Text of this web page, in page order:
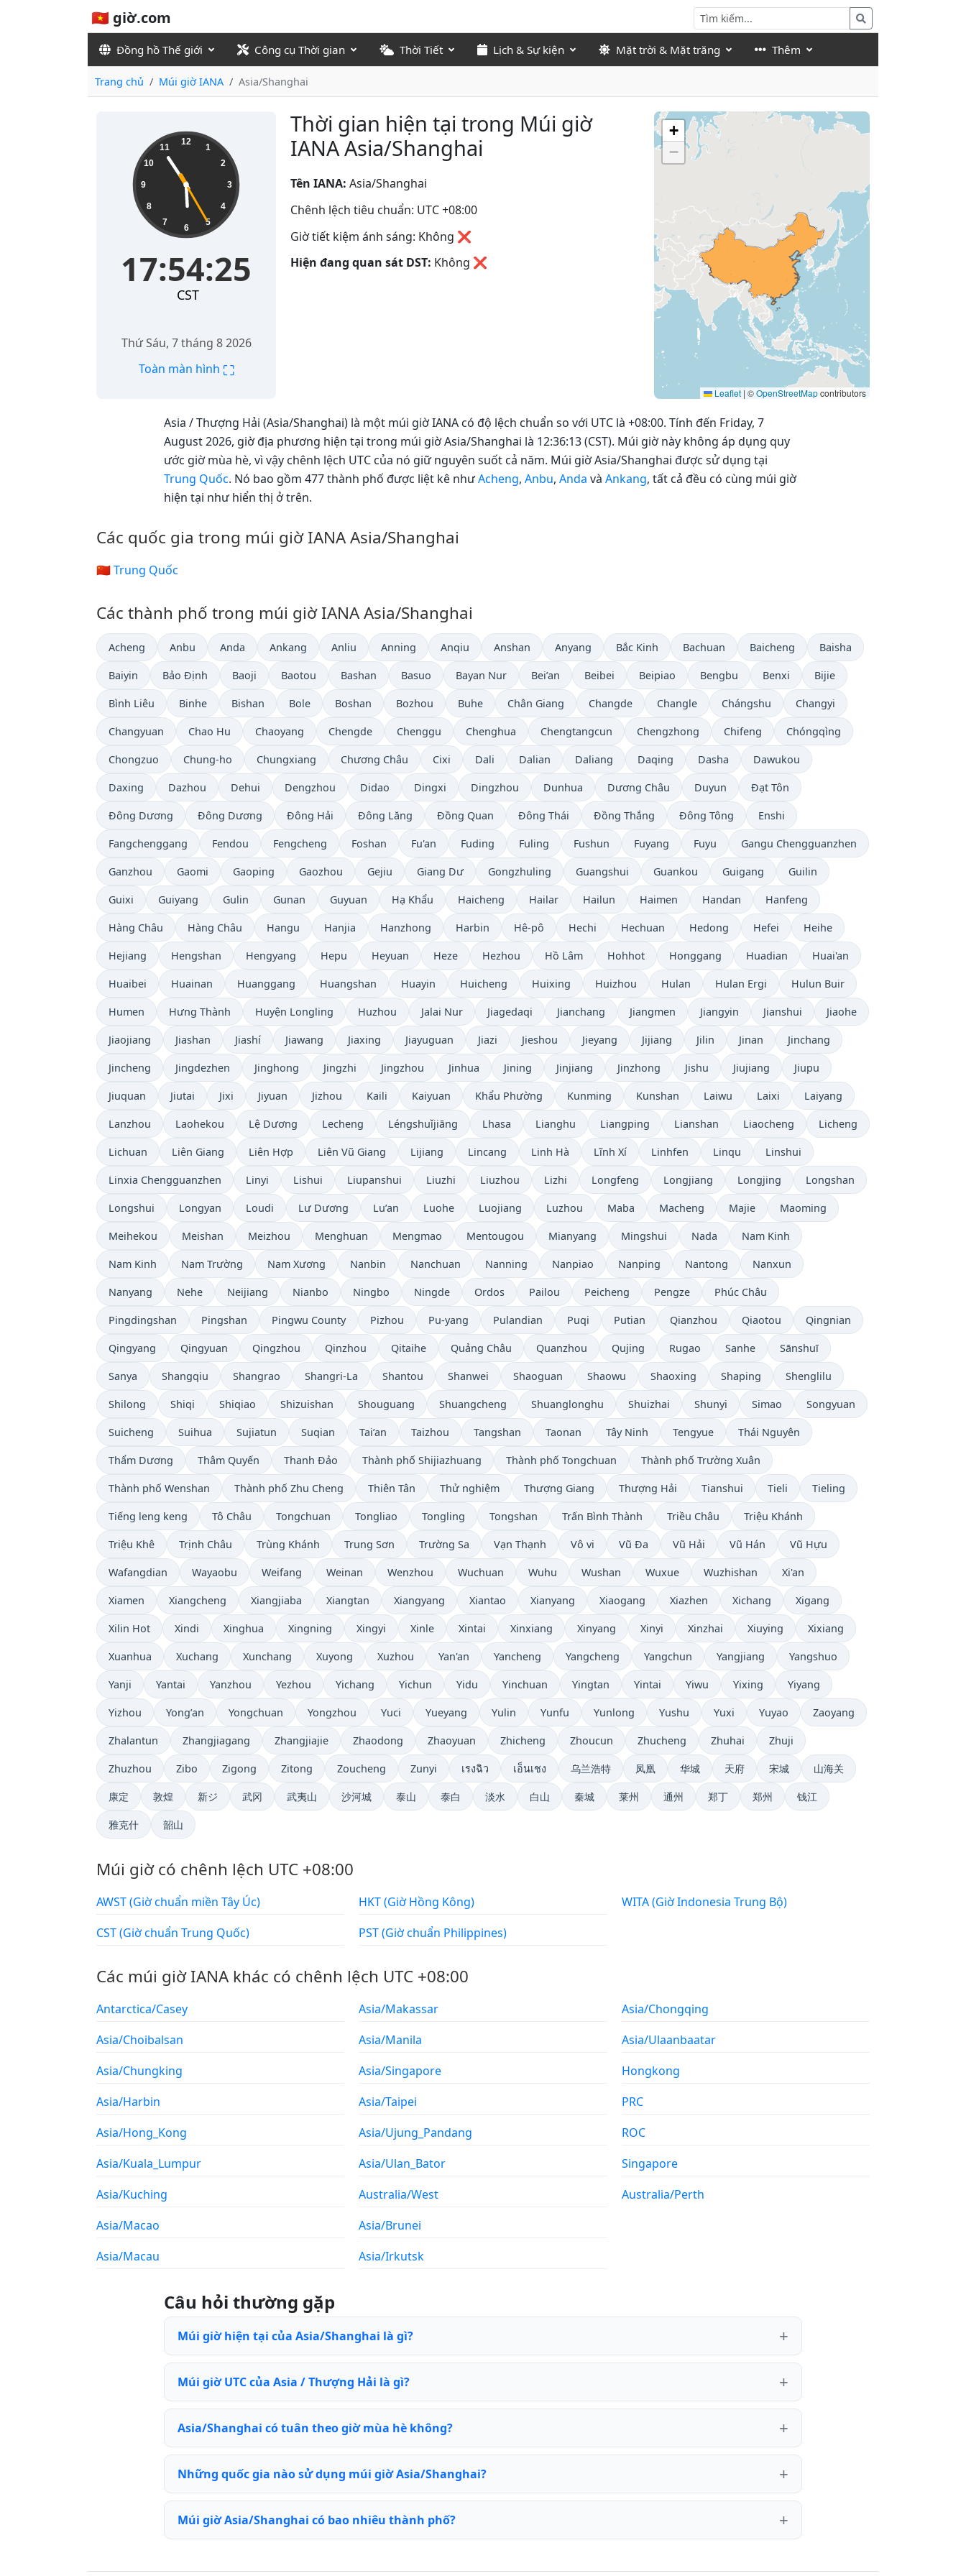
🇻🇳 giờ.com
Đồng hồ Thế giới Công cụ Thời gian Thời Tiết Lịch & Sự kiện Mặt trời & Mặt trăng Thêm
Trang chủ Múi giờ IANA Asia/Shanghai
Thời gian hiện tại trong Múi giờ
IANA Asia/Shanghai
17:54:26 12
1
2
3
4
5
6
7
8
9
10
11
17:54:26
CST
Thứ Sáu, 7 tháng 8 2026
Toàn màn hình ⛶
Tên IANA: Asia/Shanghai
Chênh lệch tiêu chuẩn: UTC +08:00
Giờ tiết kiệm ánh sáng: Không ❌
Hiện đang quan sát DST: Không ❌
+
−
Leaflet | ©OpenStreetMapcontributors
Asia / Thượng Hải (Asia/Shanghai) là một múi giờ IANA có độ lệch chuẩn so với UTC là +08:00. Tính đến Friday, 7
August 2026, giờ địa phương hiện tại trong múi giờ Asia/Shanghai là 12:36:13 (CST). Múi giờ này không áp dụng quy
ước giờ mùa hè, vì vậy chênh lệch UTC của nó giữ nguyên suốt cả năm. Múi giờ Asia/Shanghai được sử dụng tại
Trung Quốc. Nó bao gồm 477 thành phố được liệt kê nhưAcheng, Anbu, Anda và Ankang, tất cả đều có cùng múi giờ
hiện tại như hiển thị ở trên.
Các quốc gia trong múi giờ IANA Asia/Shanghai
🇨🇳 Trung Quốc
Các thành phố trong múi giờ IANA Asia/Shanghai
Acheng Anbu Anda Ankang Anliu Anning Anqiu Anshan Anyang Bắc Kinh Bachuan Baicheng Baisha
Baiyin Bảo Định Baoji Baotou Bashan Basuo Bayan Nur Bei’an Beibei Beipiao Bengbu Benxi Bijie
Bình Liêu Binhe Bishan Bole Boshan Bozhou Buhe Chân Giang Changde Changle Chángshu Changyi
Changyuan Chao Hu Chaoyang Chengde Chenggu Chenghua Chengtangcun Chengzhong Chifeng Chóngqìng
Chongzuo Chung-ho Chungxiang Chương Châu Cixi Dali Dalian Daliang Daqing Dasha Dawukou
Daxing Dazhou Dehui Dengzhou Didao Dingxi Dingzhou Dunhua Dương Châu Duyun Đạt Tôn
Đông Dương Đông Dương Đông Hải Đông Lăng Đồng Quan Đông Thái Đồng Thắng Đông Tông Enshi
Fangchenggang Fendou Fengcheng Foshan Fu'an Fuding Fuling Fushun Fuyang Fuyu Gangu Chengguanzhen
Ganzhou Gaomi Gaoping Gaozhou Gejiu Giang Dư Gongzhuling Guangshui Guankou Guigang Guilin
Guixi Guiyang Gulin Gunan Guyuan Hạ Khẩu Haicheng Hailar Hailun Haimen Handan Hanfeng
Hàng Châu Hàng Châu Hangu Hanjia Hanzhong Harbin Hê-pô Hechi Hechuan Hedong Hefei Heihe
Hejiang Hengshan Hengyang Hepu Heyuan Heze Hezhou Hồ Lâm Hohhot Honggang Huadian Huai'an
Huaibei Huainan Huanggang Huangshan Huayin Huicheng Huixing Huizhou Hulan Hulan Ergi Hulun Buir
Humen Hưng Thành Huyện Longling Huzhou Jalai Nur Jiagedaqi Jianchang Jiangmen Jiangyin Jianshui Jiaohe
Jiaojiang Jiashan Jiashí Jiawang Jiaxing Jiayuguan Jiazi Jieshou Jieyang Jijiang Jilin Jinan Jinchang
Jincheng Jingdezhen Jinghong Jingzhi Jingzhou Jinhua Jining Jinjiang Jinzhong Jishu Jiujiang Jiupu
Jiuquan Jiutai Jixi Jiyuan Jizhou Kaili Kaiyuan Khẩu Phường Kunming Kunshan Laiwu Laixi Laiyang
Lanzhou Laohekou Lệ Dương Lecheng Léngshuǐjiāng Lhasa Lianghu Liangping Lianshan Liaocheng Licheng
Lichuan Liên Giang Liên Hợp Liên Vũ Giang Lijiang Lincang Linh Hà Lĩnh Xí Linhfen Linqu Linshui
Linxia Chengguanzhen Linyi Lishui Liupanshui Liuzhi Liuzhou Lizhi Longfeng Longjiang Longjing Longshan
Longshui Longyan Loudi Lư Dương Lu’an Luohe Luojiang Luzhou Maba Macheng Majie Maoming
Meihekou Meishan Meizhou Menghuan Mengmao Mentougou Mianyang Mingshui Nada Nam Kinh
Nam Kinh Nam Trường Nam Xương Nanbin Nanchuan Nanning Nanpiao Nanping Nantong Nanxun
Nanyang Nehe Neijiang Nianbo Ningbo Ningde Ordos Pailou Peicheng Pengze Phúc Châu
Pingdingshan Pingshan Pingwu County Pizhou Pu-yang Pulandian Puqi Putian Qianzhou Qiaotou Qingnian
Qingyang Qingyuan Qingzhou Qinzhou Qitaihe Quảng Châu Quanzhou Qujing Rugao Sanhe Sānshuī
Sanya Shangqiu Shangrao Shangri-La Shantou Shanwei Shaoguan Shaowu Shaoxing Shaping Shenglilu
Shilong Shiqi Shiqiao Shizuishan Shouguang Shuangcheng Shuanglonghu Shuizhai Shunyi Simao Songyuan
Suicheng Suihua Sujiatun Suqian Tai’an Taizhou Tangshan Taonan Tây Ninh Tengyue Thái Nguyên
Thẩm Dương Thâm Quyến Thanh Đảo Thành phố Shijiazhuang Thành phố Tongchuan Thành phố Trường Xuân
Thành phố Wenshan Thành phố Zhu Cheng Thiên Tân Thử nghiệm Thượng Giang Thượng Hải Tianshui Tieli Tieling
Tiếng leng keng Tô Châu Tongchuan Tongliao Tongling Tongshan Trấn Bình Thành Triều Châu Triệu Khánh
Triệu Khê Trịnh Châu Trùng Khánh Trung Sơn Trường Sa Vạn Thạnh Vô vi Vũ Đa Vũ Hải Vũ Hán Vũ Hựu
Wafangdian Wayaobu Weifang Weinan Wenzhou Wuchuan Wuhu Wushan Wuxue Wuzhishan Xi'an
Xiamen Xiangcheng Xiangjiaba Xiangtan Xiangyang Xiantao Xianyang Xiaogang Xiazhen Xichang Xigang
Xilin Hot Xindi Xinghua Xingning Xingyi Xinle Xintai Xinxiang Xinyang Xinyi Xinzhai Xiuying Xixiang
Xuanhua Xuchang Xunchang Xuyong Xuzhou Yan'an Yancheng Yangcheng Yangchun Yangjiang Yangshuo
Yanji Yantai Yanzhou Yezhou Yichang Yichun Yidu Yinchuan Yingtan Yintai Yiwu Yixing Yiyang
Yizhou Yong’an Yongchuan Yongzhou Yuci Yueyang Yulin Yunfu Yunlong Yushu Yuxi Yuyao Zaoyang
Zhalantun Zhangjiagang Zhangjiajie Zhaodong Zhaoyuan Zhicheng Zhoucun Zhucheng Zhuhai Zhuji
Zhuzhou Zibo Zigong Zitong Zoucheng Zunyi เรงฉิว เอ็นเชง 乌兰浩特 凤凰 华城 天府 宋城 山海关
康定 敦煌 新ジ 武冈 武夷山 沙河城 泰山 泰白 淡水 白山 秦城 莱州 通州 郑丁 郑州 钱江
雅克什 韶山
Múi giờ có chênh lệch UTC +08:00
AWST (Giờ chuẩn miền Tây Úc)
CST (Giờ chuẩn Trung Quốc)
HKT (Giờ Hồng Kông)
PST (Giờ chuẩn Philippines)
WITA (Giờ Indonesia Trung Bộ)
Các múi giờ IANA khác có chênh lệch UTC +08:00
Antarctica/Casey
Asia/Choibalsan
Asia/Chungking
Asia/Harbin
Asia/Hong_Kong
Asia/Kuala_Lumpur
Asia/Kuching
Asia/Macao
Asia/Macau
Asia/Makassar
Asia/Manila
Asia/Singapore
Asia/Taipei
Asia/Ujung_Pandang
Asia/Ulan_Bator
Australia/West
Asia/Brunei
Asia/Irkutsk
Asia/Chongqing
Asia/Ulaanbaatar
Hongkong
PRC
ROC
Singapore
Australia/Perth
Câu hỏi thường gặp
Múi giờ hiện tại của Asia/Shanghai là gì?
Múi giờ UTC của Asia / Thượng Hải là gì?
Asia/Shanghai có tuân theo giờ mùa hè không?
Những quốc gia nào sử dụng múi giờ Asia/Shanghai?
Múi giờ Asia/Shanghai có bao nhiêu thành phố?